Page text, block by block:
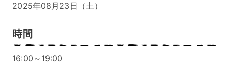
2025年08月23日（土）
時間
16:00～19:00